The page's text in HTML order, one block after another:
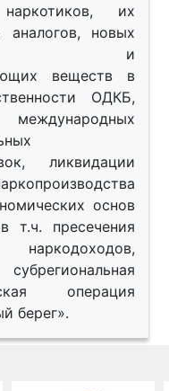
их
аналогов, новых
и
веществ в
ОДКБ,
международных
ликвидации
основ
т.ч. пресечения
наркодоходов,
операция
берег».